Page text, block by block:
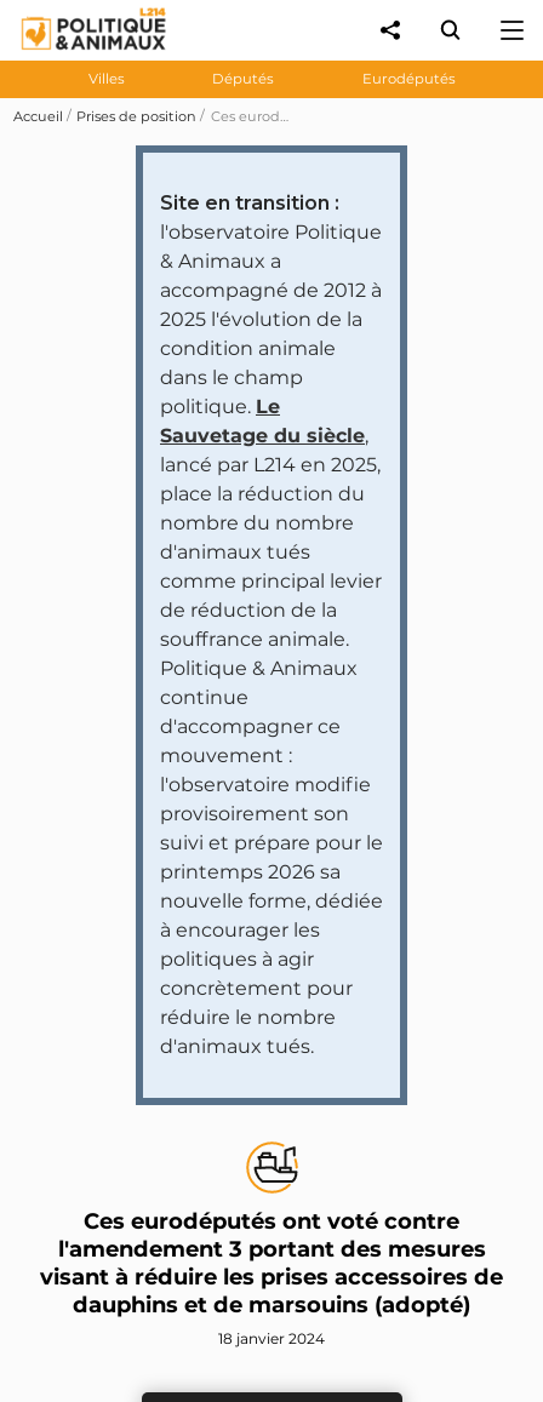
Villes Députés Eurodéputés
Accueil Prises de position Ces eurodéputés ont voté contre l'amendement 3 portant des mesures visant à réduire les prises accessoires de dauphins et de marsouins (adopté)
Site en transition :
l'observatoire Politique
& Animaux a
accompagné de 2012 à
2025 l'évolution de la
condition animale
dans le champ
politique. Le
Sauvetage du siècle,
lancé par L214 en 2025,
place la réduction du
nombre du nombre
d'animaux tués
comme principal levier
de réduction de la
souffrance animale.
Politique & Animaux
continue
d'accompagner ce
mouvement :
l'observatoire modifie
provisoirement son
suivi et prépare pour le
printemps 2026 sa
nouvelle forme, dédiée
à encourager les
politiques à agir
concrètement pour
réduire le nombre
d'animaux tués.
Ces eurodéputés ont voté contre
l'amendement 3 portant des mesures
visant à réduire les prises accessoires de
dauphins et de marsouins (adopté)
18 janvier 2024